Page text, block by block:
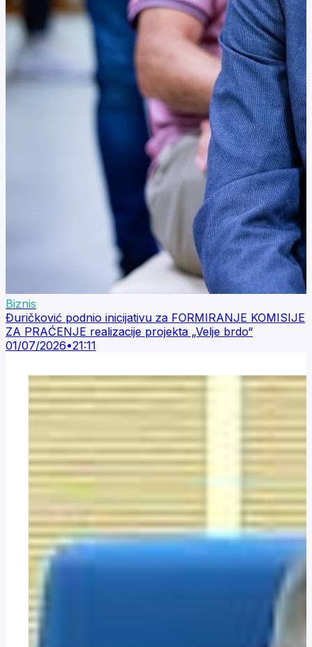
Biznis
Đuričković podnio inicijativu za FORMIRANJE KOMISIJE
ZA PRAĆENJE realizacije projekta „Velje brdo“
01/07/2026•21:11